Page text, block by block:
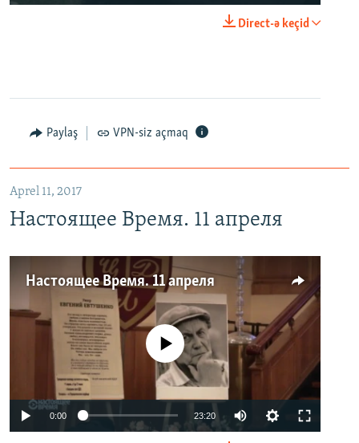
Direct-ə keçid
Paylaş VPN-siz açmaq
Aprel 11, 2017
Настоящее Время. 11 апреля
Настоящее Время. 11 апреля
No media source currently available
0:00 23:20